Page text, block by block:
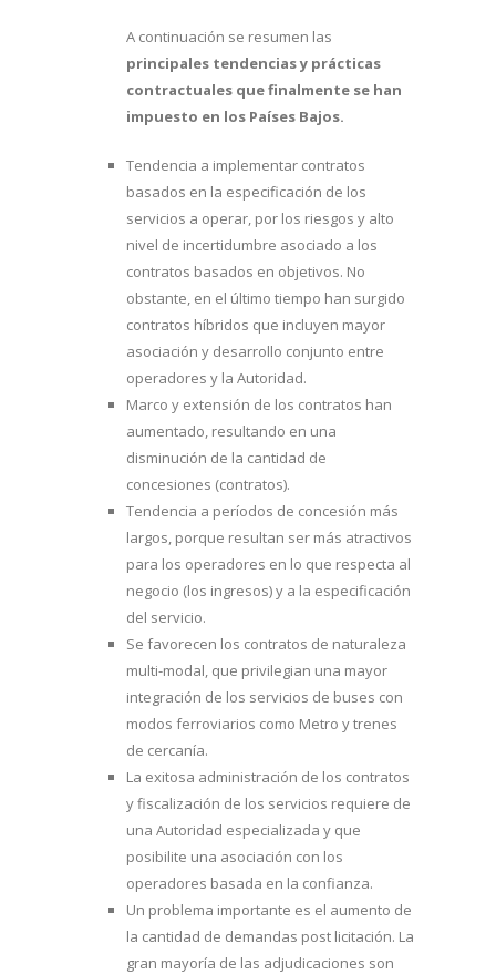
A continuación se resumen las
principales tendencias y prácticas
contractuales que finalmente se han
impuesto en los Países Bajos.
Tendencia a implementar contratos
basados en la especificación de los
servicios a operar, por los riesgos y alto
nivel de incertidumbre asociado a los
contratos basados en objetivos. No
obstante, en el último tiempo han surgido
contratos híbridos que incluyen mayor
asociación y desarrollo conjunto entre
operadores y la Autoridad.
Marco y extensión de los contratos han
aumentado, resultando en una
disminución de la cantidad de
concesiones (contratos).
Tendencia a períodos de concesión más
largos, porque resultan ser más atractivos
para los operadores en lo que respecta al
negocio (los ingresos) y a la especificación
del servicio.
Se favorecen los contratos de naturaleza
multi-modal, que privilegian una mayor
integración de los servicios de buses con
modos ferroviarios como Metro y trenes
de cercanía.
La exitosa administración de los contratos
y fiscalización de los servicios requiere de
una Autoridad especializada y que
posibilite una asociación con los
operadores basada en la confianza.
Un problema importante es el aumento de
la cantidad de demandas post licitación. La
gran mayoría de las adjudicaciones son